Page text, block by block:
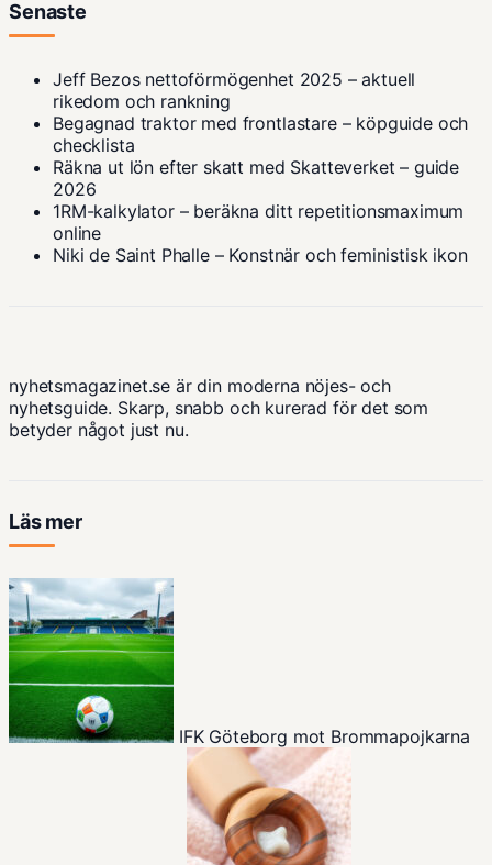
Senaste
Jeff Bezos nettoförmögenhet 2025 – aktuell
rikedom och rankning
Begagnad traktor med frontlastare – köpguide och
checklista
Räkna ut lön efter skatt med Skatteverket – guide
2026
1RM-kalkylator – beräkna ditt repetitionsmaximum
online
Niki de Saint Phalle – Konstnär och feministisk ikon
nyhetsmagazinet.se är din moderna nöjes- och
nyhetsguide. Skarp, snabb och kurerad för det som
betyder något just nu.
Läs mer
IFK Göteborg mot Brommapojkarna